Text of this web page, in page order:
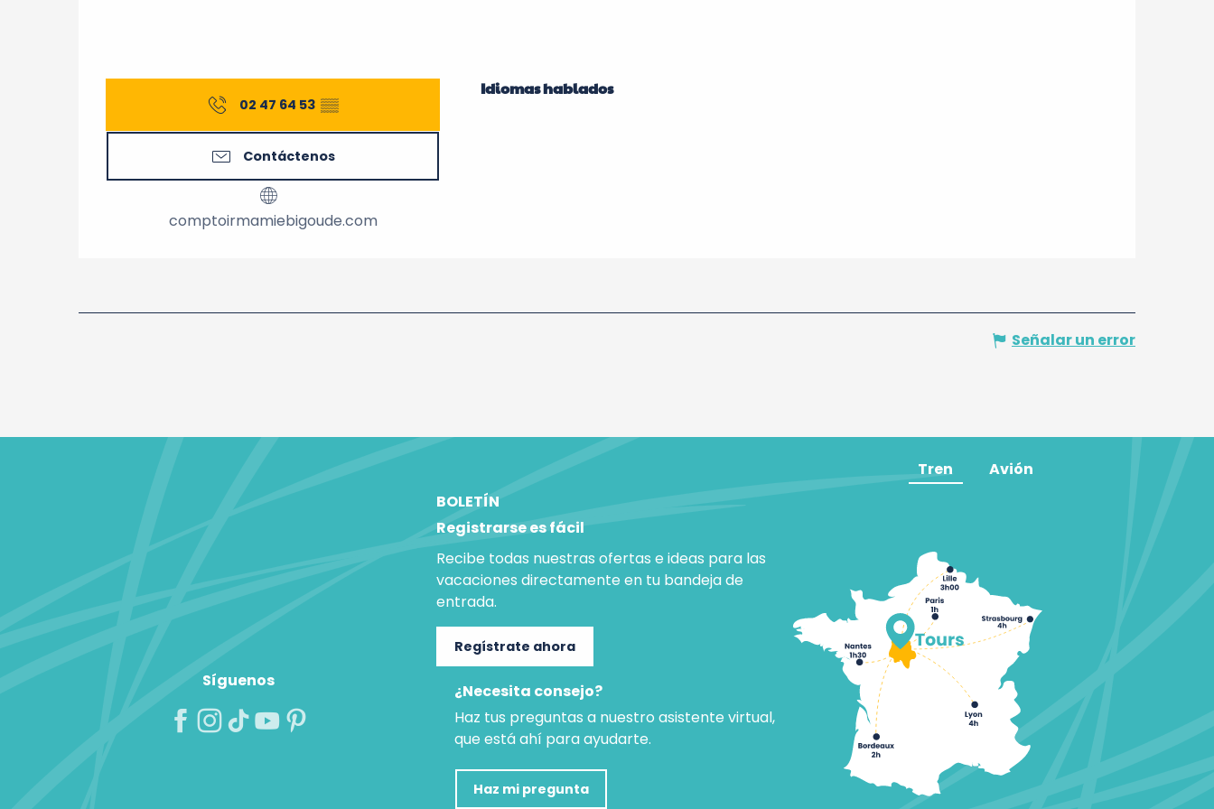
02 47 64 53 ▒▒
Contáctenos
comptoirmamiebigoude.com
Idiomas hablados
Idiomas hablados
Señalar un error
Síguenos
BOLETÍN
Registrarse es fácil
Recibe todas nuestras ofertas e ideas para las
vacaciones directamente en tu bandeja de
entrada.
Regístrate ahora
¿Necesita consejo?
Haz tus preguntas a nuestro asistente virtual,
que está ahí para ayudarte.
Haz mi pregunta
Tren Avión